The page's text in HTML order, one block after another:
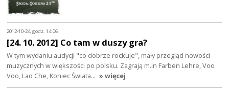
2012-10-24, godz. 14:06
[24. 10. 2012] Co tam w duszy gra?
W tym wydaniu audycji "co dobrze rockuje", mały przegląd nowości
muzycznych w większości po polsku. Zagrają m.in Farben Lehre, Voo
Voo, Lao Che, Koniec Świata… » więcej